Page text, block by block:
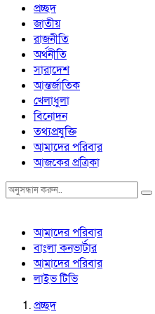
প্রচ্ছদ
জাতীয়
রাজনীতি
অর্থনীতি
সারাদেশ
আন্তর্জাতিক
খেলাধুলা
বিনোদন
তথ্যপ্রযুক্তি
আমাদের পরিবার
আজকের প্রত্রিকা
আমাদের পরিবার
বাংলা কনভার্টার
আমাদের পরিবার
লাইভ টিভি
প্রচ্ছদ